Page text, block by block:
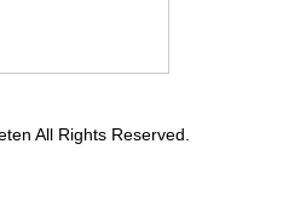
All Rights Reserved.